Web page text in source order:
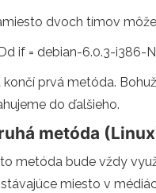
dvoch tímov
if = debian-6.0.3-i386-
končí prvá metóda.
do ďalšieho.
metóda
metóda bude vždy
miesto v